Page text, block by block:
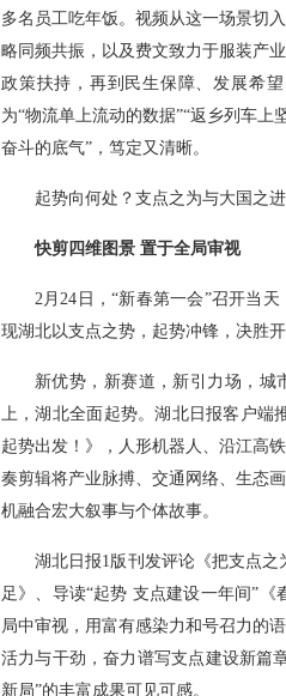
多名员工吃年饭。视频从这一场景切
略同频共振，以及费文致力于服装产
政策扶持，再到民生保障、发展希
为“物流单上流动的数据”“返乡列车上
奋斗的底气”，笃定又清晰。
起势向何处？支点之为与大国之进
快剪四维图景 置于全局审视
2月24日，“新春第一会”召开当
现湖北以支点之势，起势冲锋，决胜开
新优势，新赛道，新引力场，城
上，湖北全面起势。湖北日报客户端
起势出发！》，人形机器人、沿江高
奏剪辑将产业脉搏、交通网络、生态
机融合宏大叙事与个体故事。
湖北日报1版刊发评论《把支点
足》、导读“起势 支点建设一年间”
局中审视，用富有感染力和号召力的
活力与干劲，奋力谱写支点建设新篇
新局”的丰富成果可见可感。